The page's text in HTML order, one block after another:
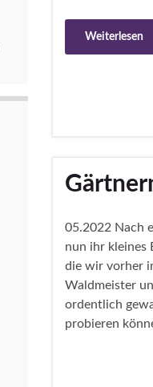
Weiterlesen
05.2022 Nach
nun ihr kleines
die wir vorher
Waldmeister
ordentlich
probieren